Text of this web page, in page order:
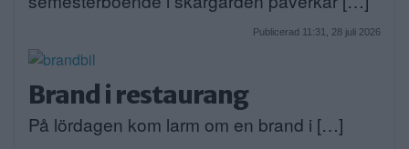
Publicerad 11:31, 28 juli 2026
Brand i restaurang
På lördagen kom larm om en brand i […]